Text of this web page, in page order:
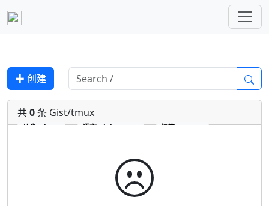
✚ 创建
共0条 Gist/tmux
分类 Gist 语言 plaintext 标签